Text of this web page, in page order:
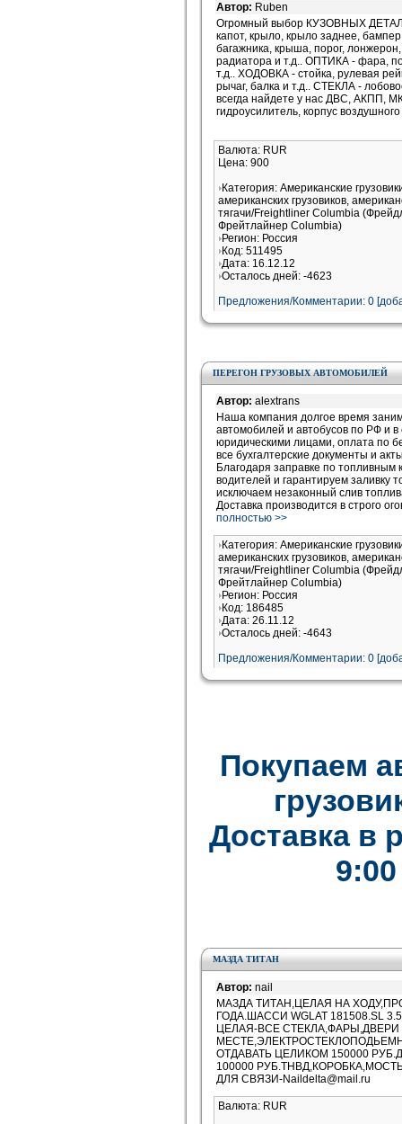
Автор: Ruben
Огромный выбор КУЗОВНЫХ
капот, крыло, крыло заднее,
багажника, крыша, порог,
радиатора и т.д.. ОПТИКА - фара,
т.д.. ХОДОВКА - стойка, рулевая
рычаг, балка и т.д.. СТЕКЛА -
всегда найдете у нас ДВС, АКПП,
гидроусилитель, корпус
Валюта: RUR
Цена: 900
Категория: Американские
американских грузовиков,
тягачи/Freightliner Columbia
Фрейтлайнер Columbia)
Регион: Россия
Код: 511495
Дата: 16.12.12
Осталось дней: -4623
Предложения/Комментарии: 0
ПЕРЕГОН ГРУЗОВЫХ АВТОМОБИЛЕЙ
Автор: alextrans
Наша компания долгое время
автомобилей и автобусов по РФ и
юридическими лицами, оплата по
все бухгалтерские документы и
Благодаря заправке по
водителей и гарантируем заливку
исключаем незаконный слив
Доставка производится в строго
полностью >>
Категория: Американские
американских грузовиков,
тягачи/Freightliner Columbia
Фрейтлайнер Columbia)
Регион: Россия
Код: 186485
Дата: 26.11.12
Осталось дней: -4643
Предложения/Комментарии: 0
Покупаем
Доставка в
МАЗДА ТИТАН
Автор: nail
МАЗДА ТИТАН,ЦЕЛАЯ НА
ГОДА.ШАССИ WGLAT 181508.SL
ЦЕЛАЯ-ВСЕ СТЕКЛА,ФАРЫ,ДВЕРИ
ОТДАВАТЬ ЦЕЛИКОМ 150000
100000
ДЛЯ СВЯЗИ-Naildelta@mail.ru
Валюта: RUR